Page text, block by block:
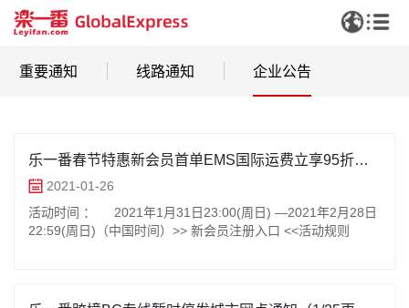
重要通知 线路通知 企业公告
乐一番春节特惠新会员首单EMS国际运费立享95折优
惠！2021-01-26
活动时间 ： 2021年1月31日23:00(周日) —2021年2月28日
22:59(周日)（中国时间）>> 新会员注册入口 <<活动规则